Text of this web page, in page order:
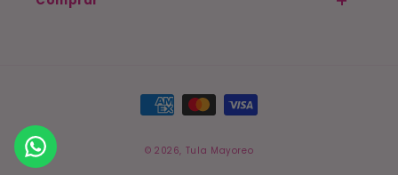
© 2026, Tula Mayoreo